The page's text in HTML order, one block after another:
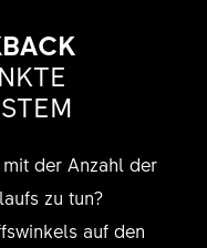
der Anzahl der
zu tun?
auf den